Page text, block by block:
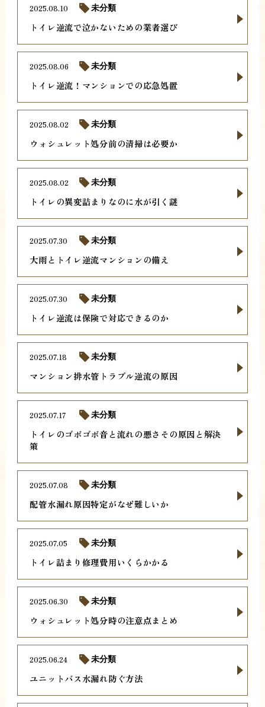
トイレ逆流で泣かないための業者選び
2025.08.10 未分類
トイレ逆流！マンションでの応急処置
2025.08.06 未分類
ウォシュレット処分前の清掃は必要か
2025.08.02 未分類
トイレの異変詰まりなのに水が引く謎
2025.08.02 未分類
大雨とトイレ逆流マンションの備え
2025.07.30 未分類
トイレ逆流は保険で対応できるのか
2025.07.30 未分類
マンション排水管トラブル逆流の原因
2025.07.18 未分類
トイレのゴボゴボ音と流れの悪さその原因と解決
策
2025.07.17 未分類
配管水漏れ原因特定がなぜ難しいか
2025.07.08 未分類
トイレ詰まり修理費用いくらかかる
2025.07.05 未分類
ウォシュレット処分時の注意点まとめ
2025.06.30 未分類
ユニットバス水漏れ防ぐ方法
2025.06.24 未分類